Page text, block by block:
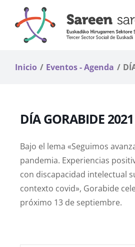
contenido
Inicio Eventos - Agenda
DÍA GORABIDE 2021
Bajo el lema «Seguimos
pandemia. Experiencias
con discapacidad intelectual
contexto covid», Gorabide
próximo 13 de septiembre.